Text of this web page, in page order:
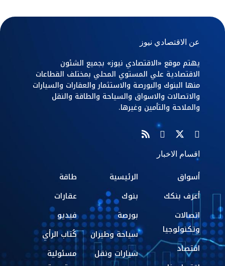
عن الاقتصادي نيوز
يهتم موقع «الاقتصادي نيوز» بجميع الشئون
الاقتصادية علي المستوي المحلي بمختلف القطاعات
منها البنوك والبورصة والاستثمار والعقارات والسيارات
والاتصالات والاسواق والسياحة والطاقة والنقل
والملاحة والتأمين وغيرها.
اقسام الاخبار
أسواق
أعرف بنكك
اتصالات
وتكنولوجيا
اقتصاد
الرئيسية
بنوك
بورصة
سياحة وطيران
سيارات ونقل
طاقة
عقارات
فيديو
كُتاب الرأي
مسئولية